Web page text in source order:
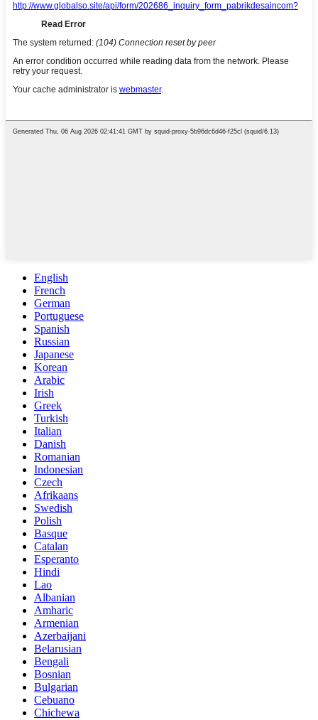
English
French
German
Portuguese
Spanish
Russian
Japanese
Korean
Arabic
Irish
Greek
Turkish
Italian
Danish
Romanian
Indonesian
Czech
Afrikaans
Swedish
Polish
Basque
Catalan
Esperanto
Hindi
Lao
Albanian
Amharic
Armenian
Azerbaijani
Belarusian
Bengali
Bosnian
Bulgarian
Cebuano
Chichewa